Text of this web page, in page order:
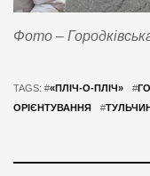
Фото –
TAGS: #«ПЛІЧ-О-ПЛІЧ» #
ОРІЄНТУВАННЯ
#